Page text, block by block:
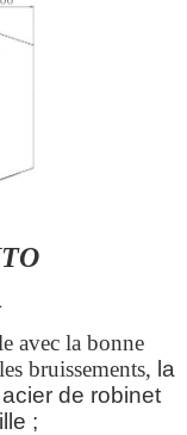
avec la bonne
bruissements, la
de robinet
;